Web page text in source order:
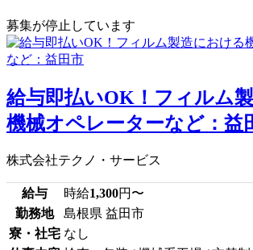
募集が停止しています
給与即払いOK！フィルム
機械オペレーターなど：益
株式会社テクノ・サービス
給与 時給1,300円〜
勤務地
島根県 益田市
寮・社宅 なし